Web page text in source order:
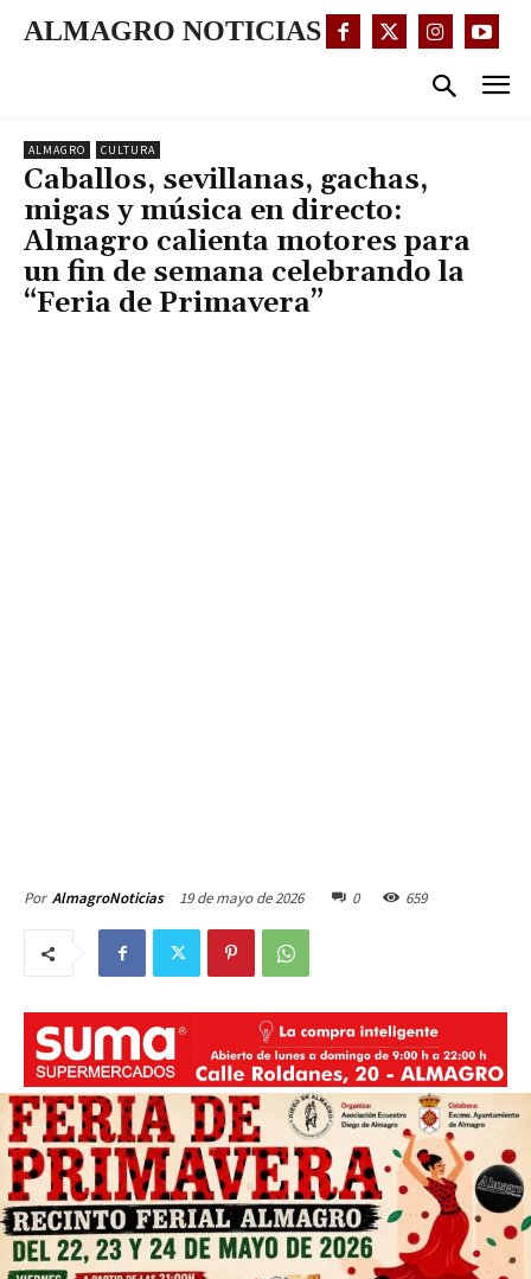
ALMAGRO NOTICIAS
ALMAGRO CULTURA
Caballos, sevillanas, gachas,
migas y música en directo:
Almagro calienta motores para
un fin de semana celebrando la
“Feria de Primavera”
Por AlmagroNoticias 19 de mayo de 2026 0 659